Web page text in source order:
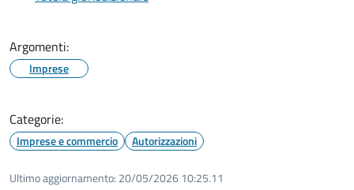
Argomenti:
Imprese
Categorie:
Imprese e commercio Autorizzazioni
Ultimo aggiornamento: 20/05/2026 10:25.11